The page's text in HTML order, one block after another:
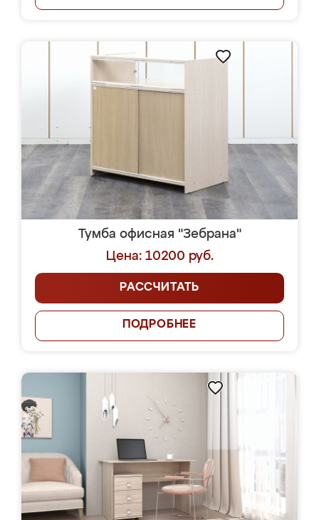
Тумба офисная "Зебрана"
Цена: 10200 руб.
РАССЧИТАТЬ
ПОДРОБНЕЕ